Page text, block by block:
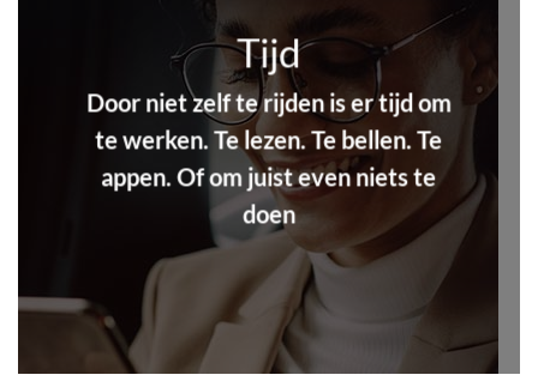
Tijd
Door niet zelf te rijden is er tijd om
te werken. Te lezen. Te bellen. Te
appen. Of om juist even niets te
doen